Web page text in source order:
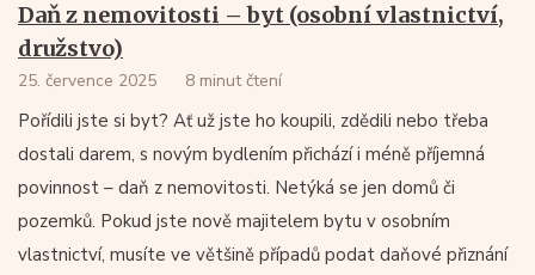
Daň z nemovitosti – byt (osobní vlastnictví,
družstvo)
25. července 2025 8 minut čtení
Pořídili jste si byt? Ať už jste ho koupili, zdědili nebo třeba
dostali darem, s novým bydlením přichází i méně příjemná
povinnost – daň z nemovitosti. Netýká se jen domů či
pozemků. Pokud jste nově majitelem bytu v osobním
vlastnictví, musíte ve většině případů podat daňové přiznání